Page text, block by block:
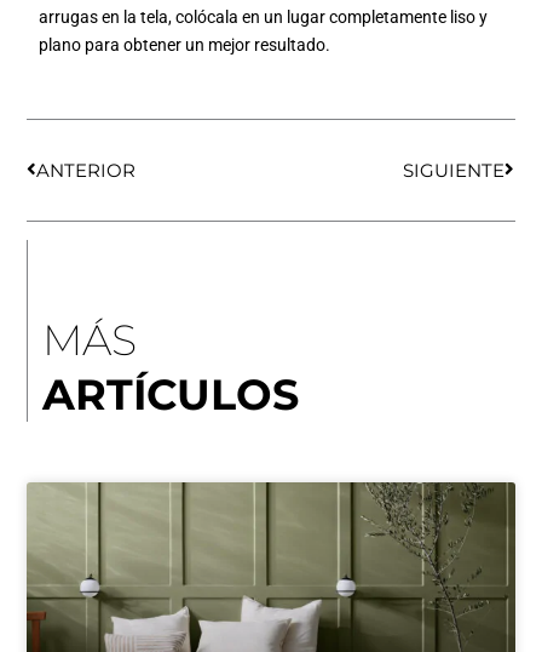
arrugas en la tela, colócala en un lugar completamente liso y
plano para obtener un mejor resultado.
ANTERIOR SIGUIENTE
MÁS
ARTÍCULOS